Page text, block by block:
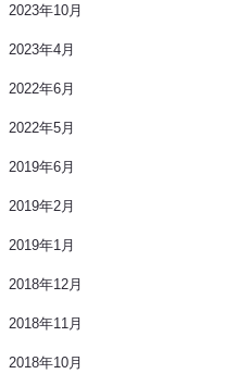
2023年10月
2023年4月
2022年6月
2022年5月
2019年6月
2019年2月
2019年1月
2018年12月
2018年11月
2018年10月